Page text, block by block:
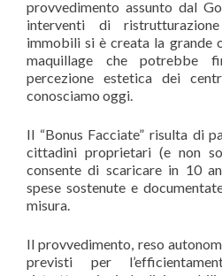
provvedimento assunto dal
interventi di
immobili si è creata la grande
maquillage che potrebbe
percezione estetica dei
conosciamo oggi.
Il “Bonus Facciate” risulta di
cittadini proprietari (e non
consente di scaricare in 10
spese sostenute e
misura.
Il provvedimento, reso
previsti per